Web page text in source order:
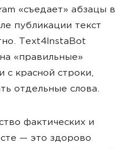
«съедает» абзацы в
публикации текст
Text4InstaBot
«правильные»
с красной строки,
отдельные слова.
фактических и
— это здорово